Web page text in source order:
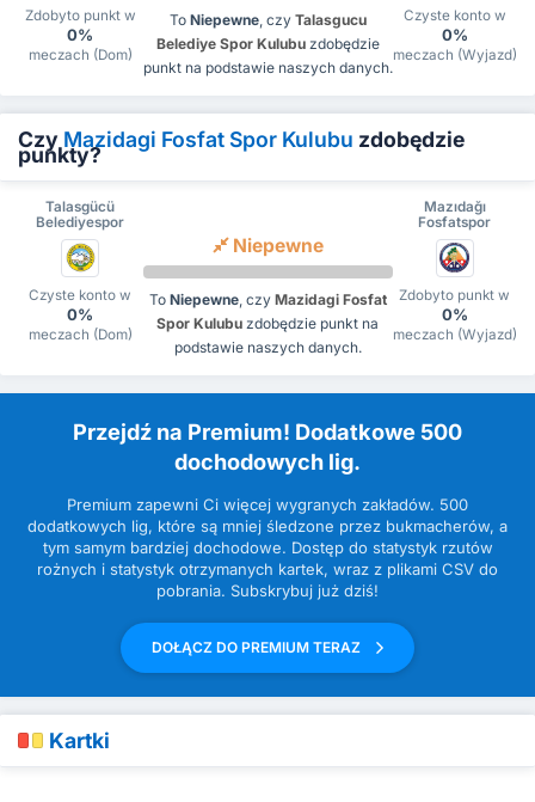
Zdobyto punkt w
0%
meczach (Dom)
To Niepewne, czy Talasgucu
Belediye Spor Kulubuzdobędzie
punkt na podstawie naszych danych.
Czyste konto w
0%
meczach (Wyjazd)
Czy Mazidagi Fosfat Spor Kulubu zdobędzie
punkty?
Talasgücü
Belediyespor
Mazıdağı
Fosfatspor
Czyste konto w
0%
meczach (Dom)
Niepewne
To Niepewne, czy Mazidagi Fosfat
Spor Kulubu zdobędzie punkt na
podstawie naszych danych.
Zdobyto punkt w
0%
meczach (Wyjazd)
Przejdź na Premium! Dodatkowe 500
dochodowych lig.
Premium zapewni Ci więcej wygranych zakładów. 500
dodatkowych lig, które są mniej śledzone przez bukmacherów, a
tym samym bardziej dochodowe. Dostęp do statystyk rzutów
rożnych i statystyk otrzymanych kartek, wraz z plikami CSV do
pobrania. Subskrybuj już dziś!
DOŁĄCZ DO PREMIUM TERAZ
Kartki